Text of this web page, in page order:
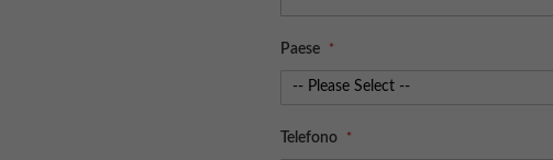
Paese
Telefono